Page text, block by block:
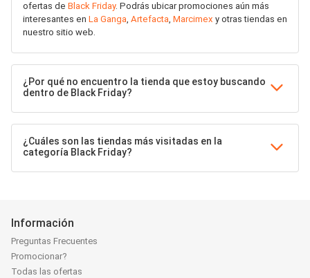
ofertas de Black Friday. Podrás ubicar promociones aún más
interesantes en La Ganga, Artefacta, Marcimex y otras tiendas en
nuestro sitio web.
¿Por qué no encuentro la tienda que estoy buscando
dentro de Black Friday?
¿Cuáles son las tiendas más visitadas en la
categoría Black Friday?
Información
Preguntas Frecuentes
Promocionar?
Todas las ofertas